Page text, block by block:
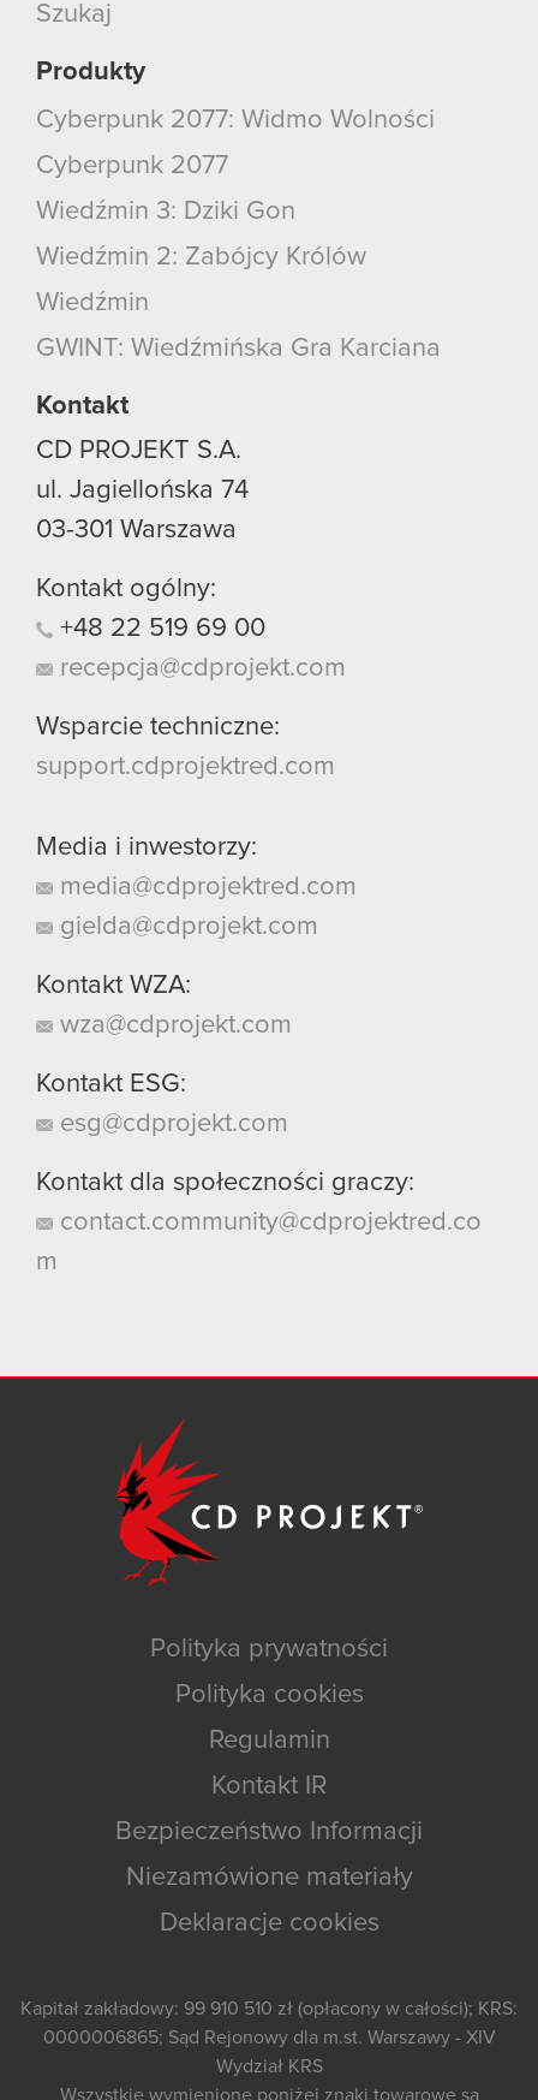
Szukaj
Produkty
Cyberpunk 2077: Widmo Wolności
Cyberpunk 2077
Wiedźmin 3: Dziki Gon
Wiedźmin 2: Zabójcy Królów
Wiedźmin
GWINT: Wiedźmińska Gra Karciana
Kontakt
CD PROJEKT S.A.
ul. Jagiellońska 74
03-301 Warszawa
Kontakt ogólny:
+48 22 519 69 00
recepcja@cdprojekt.com
Wsparcie techniczne:
support.cdprojektred.com
Media i inwestorzy:
media@cdprojektred.com
gielda@cdprojekt.com
Kontakt WZA:
wza@cdprojekt.com
Kontakt ESG:
esg@cdprojekt.com
Kontakt dla społeczności graczy:
contact.community@cdprojektred.co
m
Polityka prywatności
Polityka cookies
Regulamin
Kontakt IR
Bezpieczeństwo Informacji
Niezamówione materiały
Deklaracje cookies
Kapitał zakładowy: 99 910 510 zł (opłacony w całości); KRS:
0000006865; Sąd Rejonowy dla m.st. Warszawy - XIV
Wydział KRS
Wszystkie wymienione poniżej znaki towarowe są